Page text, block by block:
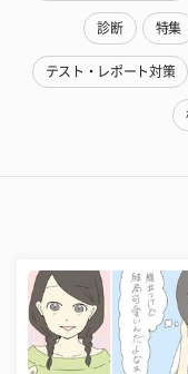
診断 特集
テスト・レポート対策